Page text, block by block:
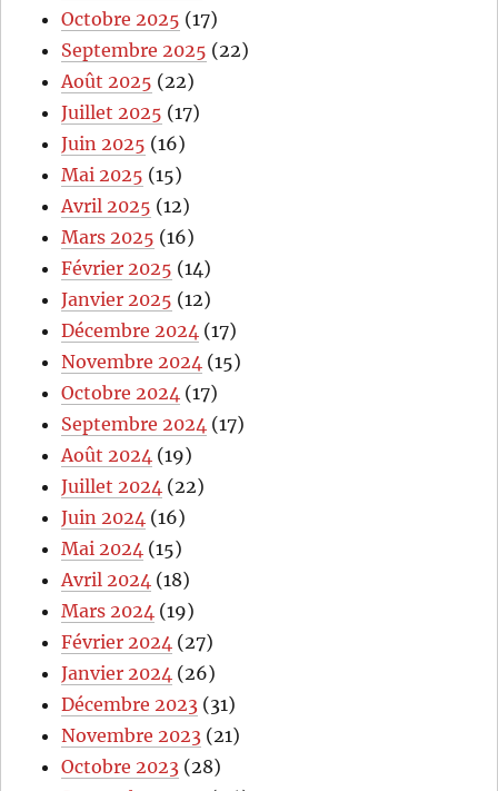
Octobre 2025 (17)
Septembre 2025 (22)
Août 2025 (22)
Juillet 2025 (17)
Juin 2025 (16)
Mai 2025 (15)
Avril 2025 (12)
Mars 2025 (16)
Février 2025 (14)
Janvier 2025 (12)
Décembre 2024 (17)
Novembre 2024 (15)
Octobre 2024 (17)
Septembre 2024 (17)
Août 2024 (19)
Juillet 2024 (22)
Juin 2024 (16)
Mai 2024 (15)
Avril 2024 (18)
Mars 2024 (19)
Février 2024 (27)
Janvier 2024 (26)
Décembre 2023 (31)
Novembre 2023 (21)
Octobre 2023 (28)